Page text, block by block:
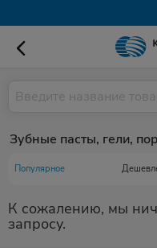
Зубные пасты, гели,
Популярное
К сожалению, мы
запросу.